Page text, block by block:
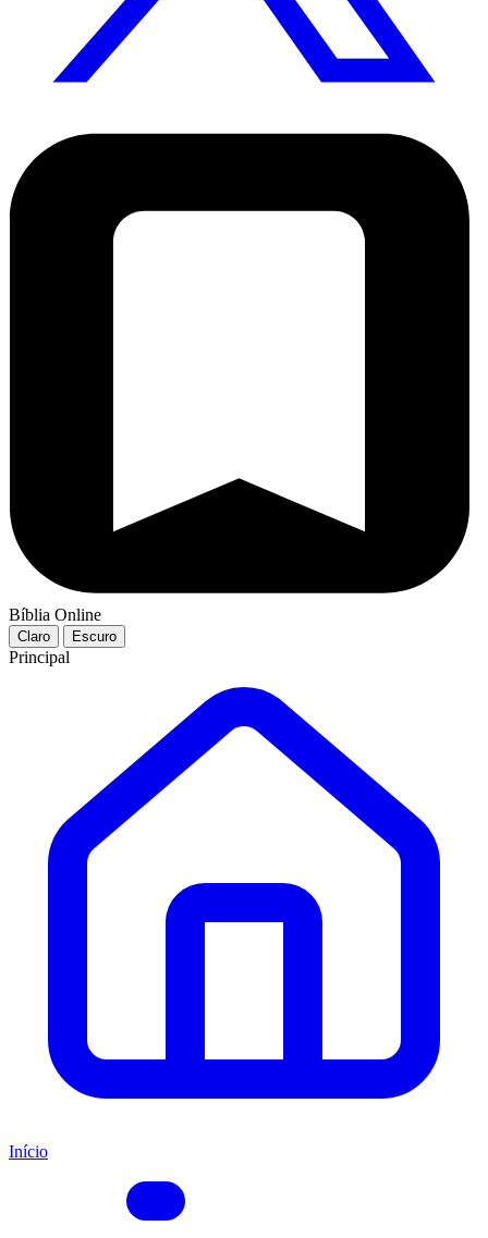
Bíblia Online
Claro Escuro
Principal
Início